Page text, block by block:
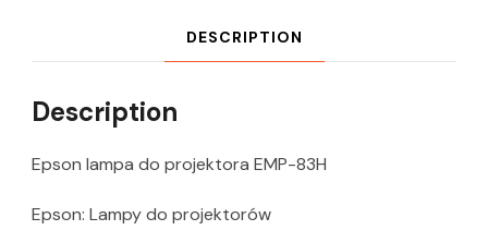
DESCRIPTION
Description
Epson lampa do projektora EMP-83H
Epson: Lampy do projektorów